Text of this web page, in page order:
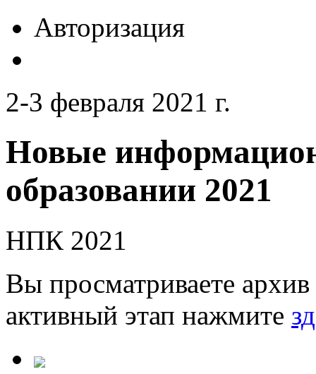
Авторизация
2-3 февраля 2021 г.
Новые
образовании 2021
НПК 2021
Вы просматриваете
активный этап нажмите